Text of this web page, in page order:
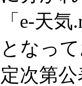
「e-天
となっ
定次第